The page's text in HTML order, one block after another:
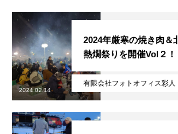
有限会社フォトオフィス彩人
2024年厳寒の焼き肉＆
熱燗祭りを開催Vol２！
2024.02.14